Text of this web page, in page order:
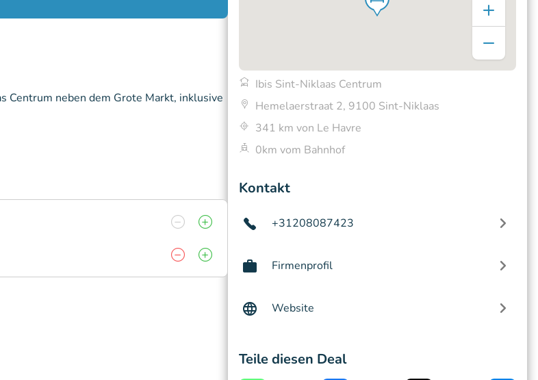
Centrum neben dem Grote Markt, inklusive
Ibis Sint-Niklaas Centrum
Hemelaerstraat 2, 9100 Sint-Niklaas
341 km von Le Havre
0km vom Bahnhof
Kontakt
+31208087423
Firmenprofil
Website
Teile diesen Deal